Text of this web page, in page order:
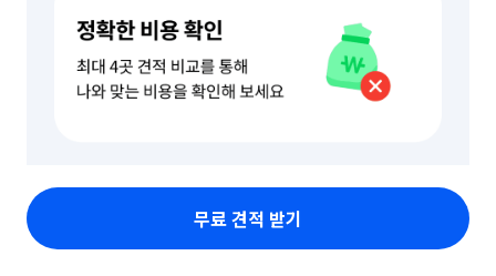
무료 견적 받기